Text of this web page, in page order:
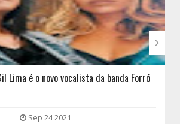
Lima é o novo vocalista da banda Forró
Sep 24 2021
